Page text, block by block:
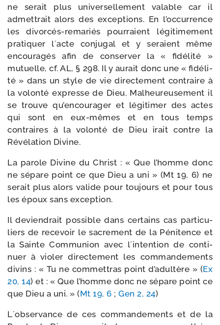
ne serait plus uni­ver­sel­le­ment valable car il
admet­trait alors des excep­tions. En l’occurrence
les divorcés-​remariés pour­raient légi­ti­me­ment
pra­ti­quer l´acte conju­gal et y seraient même
encou­ra­gés afin de conser­ver la « fidé­li­té »
mutuelle, cf. AL, § 298. Il y aurait donc une « fidé­li­
té » dans un style de vie direc­te­ment contraire à
la volon­té expresse de Dieu. Malheureusement il
se trouve qu’encourager et légi­ti­mer des actes
qui sont en eux-​mêmes et en tous temps
contraires à la volon­té de Dieu irait contre la
Révélation Divine.
La parole Divine du Christ : « Que l’homme donc
ne sépare point ce que Dieu a uni » (Mt 19, 6) ne
serait plus alors valide pour tou­jours et pour tous
les époux sans exception.
Il devien­drait pos­sible dans cer­tains cas par­ti­cu­
liers de rece­voir le sacre­ment de la Pénitence et
la Sainte Communion avec l´intention de conti­
nuer à vio­ler direc­te­ment les com­man­de­ments
divins : « Tu ne com­met­tras point d’a­dul­tère » (Ex
20, 14) et : « Que l’homme donc ne sépare point ce
que Dieu a uni. » (Mt 19, 6 ; Gen 2, 24)
L´observance de ces com­man­de­ments et de la